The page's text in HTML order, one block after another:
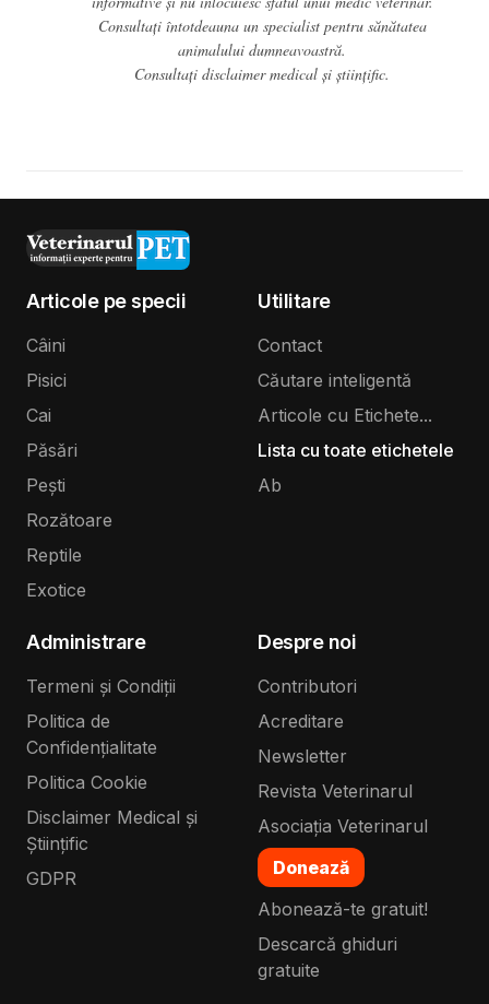
Consultați întotdeauna un specialist pentru sănătatea
animalului dumneavoastră.
Consultați disclaimer medical și științific.
Articole pe specii
Câini
Pisici
Cai
Păsări
Pești
Rozătoare
Reptile
Exotice
Utilitare
Contact
Căutare inteligentă
Articole cu Etichete...
Lista cu toate etichetele
Ab
Administrare
Termeni și Condiții
Politica de
Confidențialitate
Politica Cookie
Disclaimer Medical și
Științific
GDPR
Despre noi
Contributori
Acreditare
Newsletter
Revista Veterinarul
Asociația Veterinarul
Donează
Abonează-te gratuit!
Descarcă ghiduri
gratuite